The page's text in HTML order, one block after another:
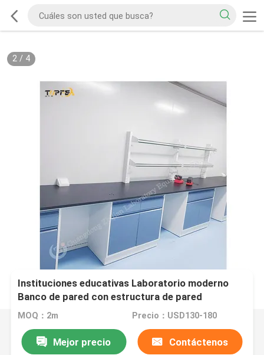
2/ 4
Instituciones educativas Laboratorio moderno
Banco de pared con estructura de pared
MOQ：2m Precio：USD130-180
Mejor precio Contáctenos